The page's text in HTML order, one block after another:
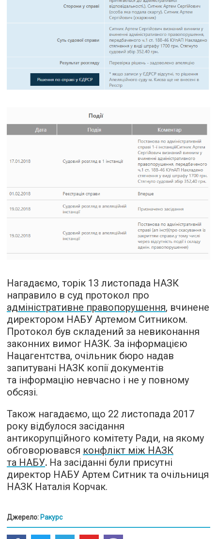
Нагадаємо, торік 13 листопада НАЗК
направило в суд протокол про
адміністративне правопорушення, вчинене
директором НАБУ Артемом Ситником.
Протокол був складений за невиконання
законних вимог НАЗК. За інформацією
Нацагентства, очільник бюро надав
запитувані НАЗК копії документів
та інформацію невчасно і не у повному
обсязі.
Також нагадаємо, що 22 листопада 2017
року відбулося засідання
антикорупційного комітету Ради, на якому
обговорювався конфлікт між НАЗК
та НАБУ. На засіданні були присутні
директор НАБУ Артем Ситник та очільниця
НАЗК Наталія Корчак.
Джерело: Ракурс